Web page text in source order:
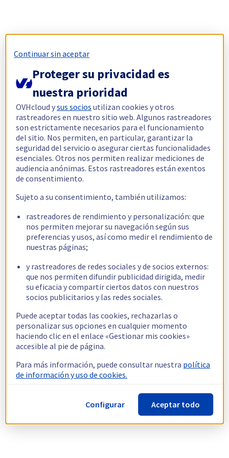
Continuar sin aceptar
Proteger su privacidad es
nuestra prioridad
OVHcloud ysus socios utilizan cookies y otros
rastreadores en nuestro sitio web. Algunos rastreadores
son estrictamente necesarios para el funcionamiento
del sitio. Nos permiten, en particular, garantizar la
seguridad del servicio o asegurar ciertas funcionalidades
esenciales. Otros nos permiten realizar mediciones de
audiencia anónimas. Estos rastreadores están exentos
de consentimiento.
Sujeto a su consentimiento, también utilizamos:
rastreadores de rendimiento y personalización: que
nos permiten mejorar su navegación según sus
preferencias y usos, así como medir el rendimiento de
nuestras páginas;
y rastreadores de redes sociales y de socios externos:
que nos permiten difundir publicidad dirigida, medir
su eficacia y compartir ciertos datos con nuestros
socios publicitarios y las redes sociales.
Puede aceptar todas las cookies, rechazarlas o
personalizar sus opciones en cualquier momento
haciendo clic en el enlace «Gestionar mis cookies»
accesible al pie de página.
Para más información, puede consultar nuestra política
de información y uso de cookies.
Configurar Aceptar todo